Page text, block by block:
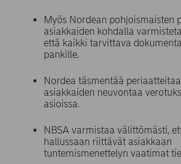
Myös Nordean pohjoismaisten
asiakkaiden kohdalla
että kaikki tarvittava
pankille.
Nordea täsmentää
asiakkaiden neuvontaa
asioissa.
NBSA varmistaa välittömästi,
hallussaan riittävät asiakkaan
tuntemismenettelyn vaatimat